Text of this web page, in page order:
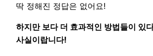
딱 정해진 정답은 없어요!
하지만 보다 더 효과적인 방법들이 있
사실이랍니다!